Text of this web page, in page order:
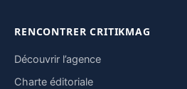
RENCONTRER CRITIKMAG
Découvrir l’agence
Charte éditoriale